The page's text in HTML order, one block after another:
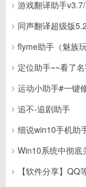
游戏翻译助手v3.7/
同声翻译超级版
flyme助手（魅族
定位助手~~看了
运动小助手#一键修
追不-追剧助手
细说win10手机助
Win10系统中彻底
【软件分享】QQ等